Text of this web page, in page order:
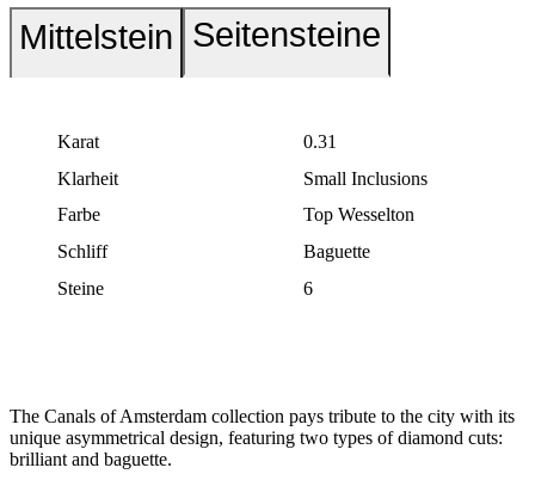
Mittelstein Seitensteine
Karat
0.31
Klarheit
Small Inclusions
Farbe
Top Wesselton
Schliff
Baguette
Steine
6
The Canals of Amsterdam collection pays tribute to the city with its
unique asymmetrical design, featuring two types of diamond cuts:
brilliant and baguette.